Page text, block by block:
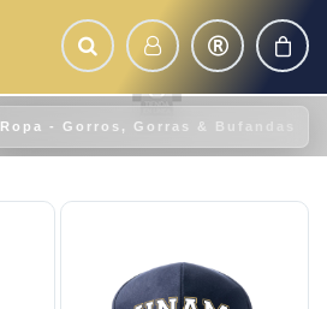
Ropa - Gorros, Gorras & Bufandas